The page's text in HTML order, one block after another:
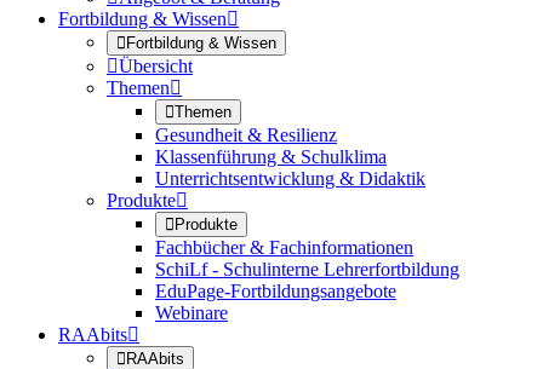
Fortbildung & Wissen
Fortbildung & Wissen
Übersicht
Themen
Themen
Gesundheit & Resilienz
Klassenführung & Schulklima
Unterrichtsentwicklung & Didaktik
Produkte
Produkte
Fachbücher & Fachinformationen
SchiLf - Schulinterne Lehrerfortbildung
EduPage-Fortbildungsangebote
Webinare
RAAbits
RAAbits